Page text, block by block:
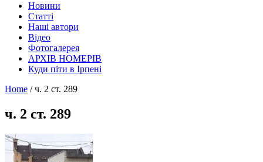
Новини
Статті
Наші автори
Відео
Фотогалерея
АРХІВ НОМЕРІВ
Куди піти в Ірпені
Home / ч. 2 ст. 289
ч. 2 ст. 289